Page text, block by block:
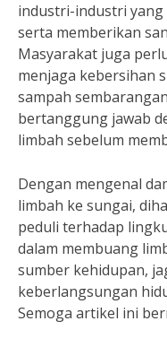
industri-industri yang
serta memberikan
Masyarakat juga
menjaga kebersihan
sampah
bertanggung jawab
limbah sebelum
Dengan mengenal
limbah ke sungai,
peduli terhadap
dalam membuang
sumber kehidupan,
keberlangsungan
Semoga artikel ini